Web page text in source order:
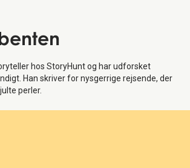
hos StoryHunt og har udforsket
Han skriver for nysgerrige rejsende, der
perler.